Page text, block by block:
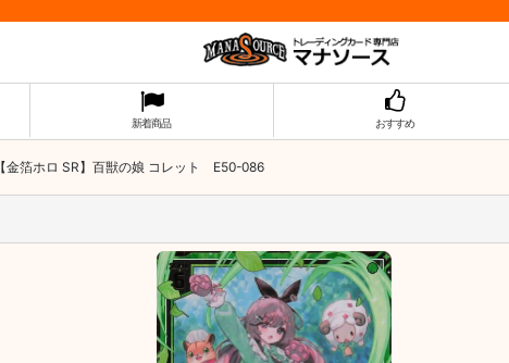
新着商品 おすすめ
【金箔ホロ SR】百獣の娘 コレット E50-086